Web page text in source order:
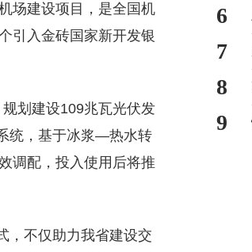
场建设项目，是全国机
引入金砖国家新开发银
规划建设109兆瓦光伏发
统，基于冰浆—热水转
调配，投入使用后将推
，不仅助力我省建设交
6
7
8
9